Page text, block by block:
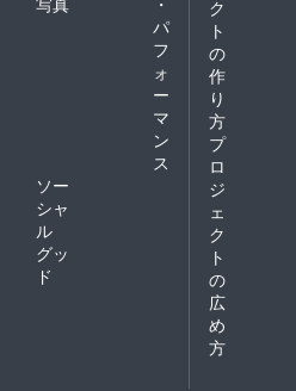
パ
フ
ォ
ー
マ
ン
ス
ソー
シャ
ル
グッ
ド
ク
ト
の
作
り
方
プ
ロ
ジ
ェ
ク
ト
の
広
め
方